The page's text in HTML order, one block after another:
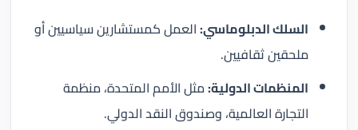
السلك الدبلوماسي:العمل كمستشارين سياسيين أو
ملحقين ثقافيين.
المنظمات الدولية:مثل الأمم المتحدة، منظمة
التجارة العالمية، وصندوق النقد الدولي.